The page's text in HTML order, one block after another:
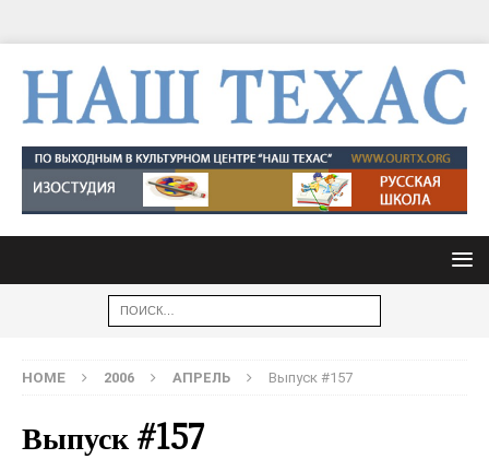
HOME 2006 АПРЕЛЬ Выпуск #157
Выпуск #157